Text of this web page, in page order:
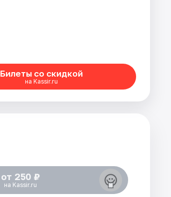
Билеты со скидкой
на Kassir.ru
от 250 ₽
на Kassir.ru